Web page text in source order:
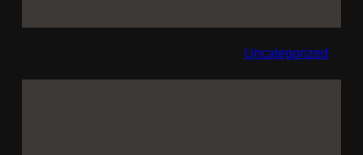
Uncategorized